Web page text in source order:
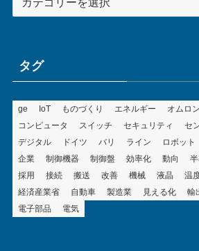
テ
ータグ
ge IoT ものづくり エネルギー オムロン
コンピュータ
スイッチ セキュリティ セ
デジタル
ドイツ バリ ライン ロボット
企業
制御機器 制御盤 効率化 動向
採用
接続 搬送 改善 機械 液晶 温
経済産業省
自動車 製造業 見える化 輸
電子部品
電気